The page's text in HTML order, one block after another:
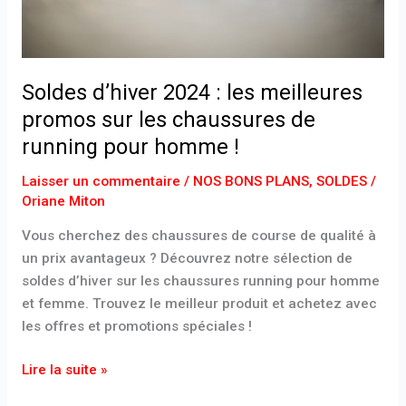
Soldes d’hiver 2024 : les meilleures
promos sur les chaussures de
running pour homme !
Laisser un commentaire / NOS BONS PLANS, SOLDES/
Oriane Miton
Vous cherchez des chaussures de course de qualité à
un prix avantageux ? Découvrez notre sélection de
soldes d’hiver sur les chaussures running pour homme
et femme. Trouvez le meilleur produit et achetez avec
les offres et promotions spéciales !
pour
homme
!
Lire la suite »